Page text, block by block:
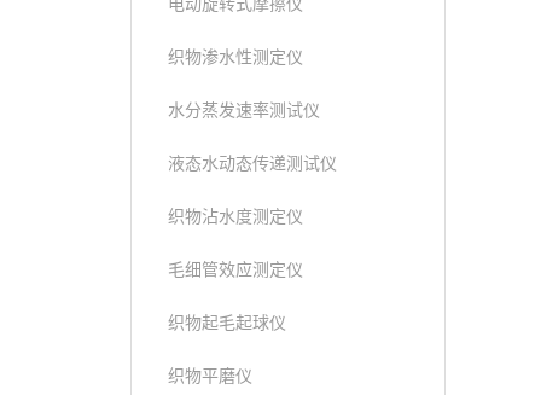
织物渗水性测定仪
水分蒸发速率测试仪
液态水动态传递测试仪
织物沾水度测定仪
毛细管效应测定仪
织物起毛起球仪
织物平磨仪